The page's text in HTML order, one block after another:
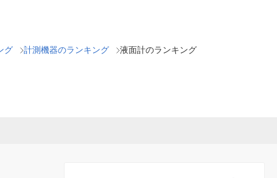
グ 計測機器のランキング 液面計のランキング